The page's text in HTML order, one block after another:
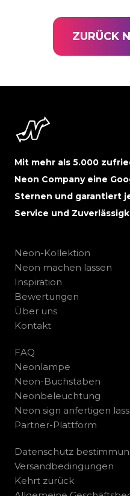
ZURÜCK
Mit mehr als 5.000
Neon Company eine
Sternen und garantiert
Service und
Neon-Kollektion
Neon machen lassen
Inspiration
Bewertungen
Über uns
Kontakt
FAQ
Neonlampe
Neon-Buchstaben
Neonbeleuchtung
Neon sign anfertigen
Partner-Plattform
Datenschutz
Versandbedingungen
Kehrt zurück